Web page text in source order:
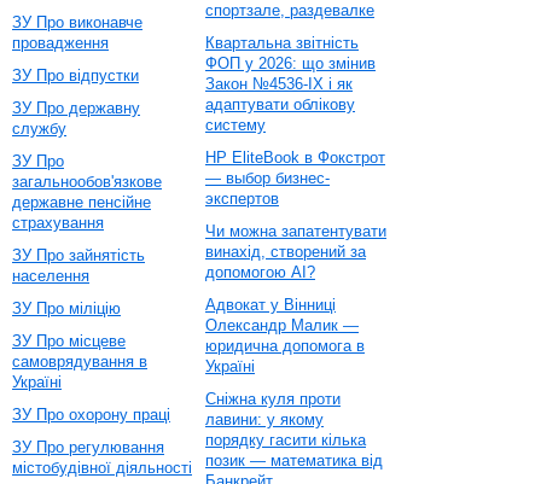
ЗУ Про виконавче
провадження
ЗУ Про відпустки
ЗУ Про державну
службу
ЗУ Про
загальнообов'язкове
державне пенсійне
страхування
ЗУ Про зайнятість
населення
ЗУ Про міліцію
ЗУ Про місцеве
самоврядування в
Україні
ЗУ Про охорону праці
ЗУ Про регулювання
містобудівної діяльності
спортзале, раздевалке
Квартальна звітність
ФОП у 2026: що змінив
Закон №4536-IX і як
адаптувати облікову
систему
HP EliteBook в Фокстрот
— выбор бизнес-
экспертов
Чи можна запатентувати
винахід, створений за
допомогою AI?
Адвокат у Вінниці
Олександр Малик —
юридична допомога в
Україні
Сніжна куля проти
лавини: у якому
порядку гасити кілька
позик — математика від